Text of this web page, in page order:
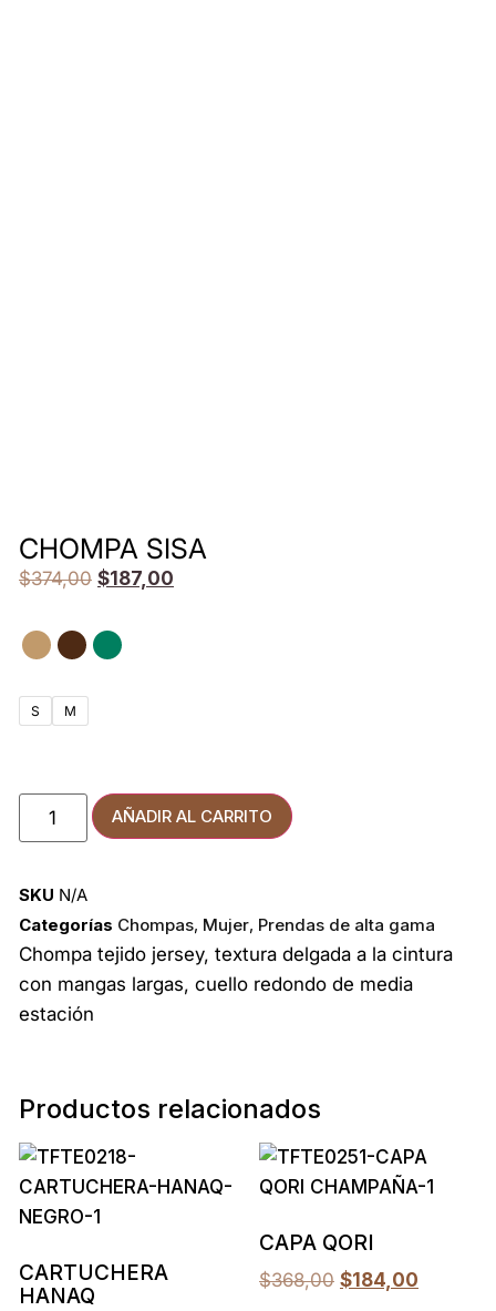
CHOMPA SISA
$374,00 $187,00
S M
AÑADIR AL CARRITO
SKU N/A
Categorías Chompas, Mujer, Prendas de alta gama
Chompa tejido jersey, textura delgada a la cintura
con mangas largas, cuello redondo de media
estación
Productos relacionados
CARTUCHERA
HANAQ
CAPA QORI
$368,00 $184,00